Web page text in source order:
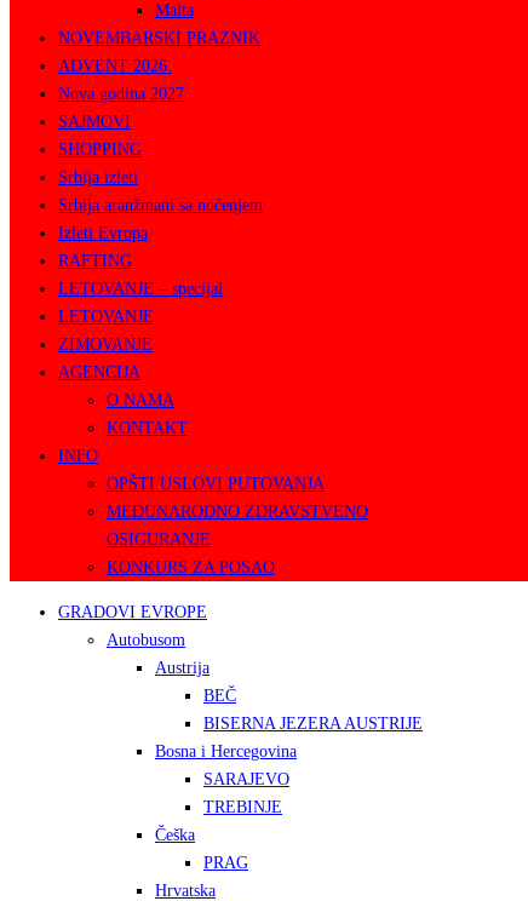
Malta
NOVEMBARSKI PRAZNIK
ADVENT 2026.
Nova godina 2027
SAJMOVI
SHOPPING
Srbija izleti
Srbija aranžmani sa noćenjem
Izleti Evropa
RAFTING
LETOVANJE – specijal
LETOVANJE
ZIMOVANJE
AGENCIJA
O NAMA
KONTAKT
INFO
OPŠTI USLOVI PUTOVANJA
MEĐUNARODNO ZDRAVSTVENO
OSIGURANJE
KONKURS ZA POSAO
GRADOVI EVROPE
Autobusom
Austrija
BEČ
BISERNA JEZERA AUSTRIJE
Bosna i Hercegovina
SARAJEVO
TREBINJE
Češka
PRAG
Hrvatska